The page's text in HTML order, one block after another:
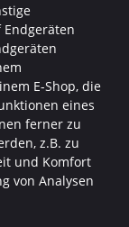
E-Shop, die
eines
ferner zu
z.B. zu
und Komfort
von Analysen